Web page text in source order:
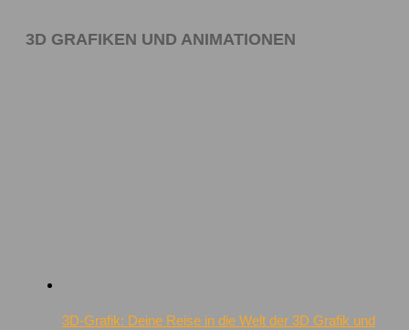
3D GRAFIKEN UND ANIMATIONEN
3D-Grafik: Deine Reise in die Welt der 3D Grafik und